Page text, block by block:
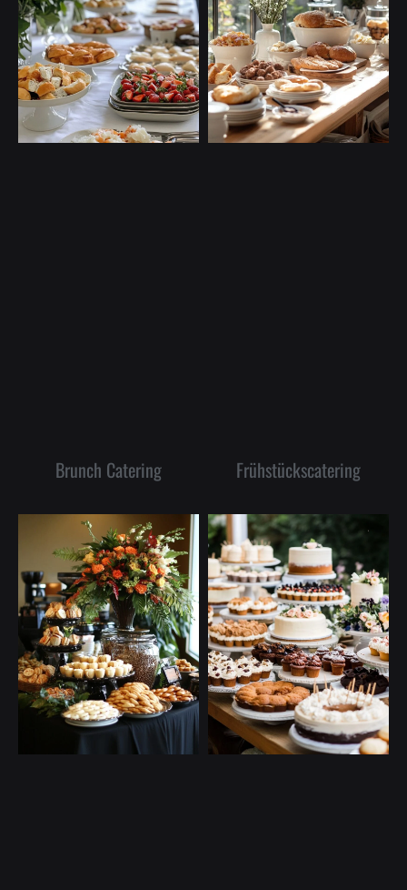
Brunch Catering Frühstückscatering